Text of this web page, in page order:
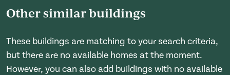
Other similar buildings
These buildings are matching to your search criteria,
but there are no available homes at the moment.
However, you can also add buildings with no available